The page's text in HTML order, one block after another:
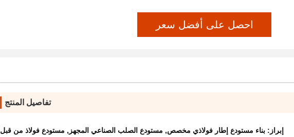
احصل على أفضل سعر
تفاصيل المنتج
إبراز: بناء مستودع إطار فولاذي مخصص, مستودع الصلب الصناعي المجهز , مستودع فولاذ من قبل